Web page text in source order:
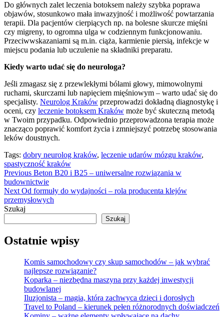
Do głównych zalet leczenia botoksem należy szybka poprawa
objawów, stosunkowo mała inwazyjność i możliwość powtarzania
terapii. Dla pacjentów cierpiących np. na bolesne skurcze mięśni
czy migreny, to ogromna ulga w codziennym funkcjonowaniu.
Przeciwwskazaniami są m.in. ciąża, karmienie piersią, infekcje w
miejscu podania lub uczulenie na składniki preparatu.
Kiedy warto udać się do neurologa?
Jeśli zmagasz się z przewlekłymi bólami głowy, mimowolnymi
ruchami, skurczami lub napięciem mięśniowym – warto udać się do
specjalisty. Neurolog Kraków przeprowadzi dokładną diagnostykę i
oceni, czy leczenie botoksem Kraków może być skuteczną metodą
w Twoim przypadku. Odpowiednio przeprowadzona terapia może
znacząco poprawić komfort życia i zmniejszyć potrzebę stosowania
leków doustnych.
Tags: dobry neurolog kraków, leczenie udarów mózgu kraków,
spastyczność kraków
Continue
Reading
Previous Beton B20 i B25 – uniwersalne rozwiązania w
budownictwie
Next Od formuły do wydajności – rola producenta klejów
przemysłowych
Szukaj
Szukaj
Ostatnie wpisy
Komis samochodowy czy skup samochodów – jak wybrać
najlepsze rozwiązanie?
Koparka – niezbędna maszyna przy każdej inwestycji
budowlanej
Iluzjonista – magia, która zachwyca dzieci i dorosłych
Travel to Poland – kierunek pełen różnorodnych doświadczeń